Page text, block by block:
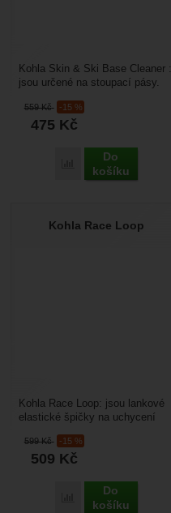
559Kč -15 %
475 Kč
Porovnat
Do
košíku
Kohla Skin & Ski Base Cleaner :
jsou určené na stoupací pásy.
zašpiní,...
Kohla Race Loop
599Kč -15 %
509 Kč
Porovnat
Do
košíku
Kohla Race Loop: jsou lankové
elastické špičky na uchycení
drážkou. Jsou vhodné...